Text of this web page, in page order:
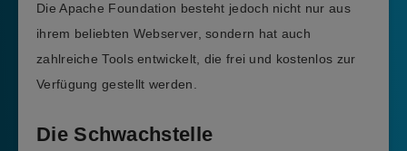
Die Apache Foundation besteht jedoch nicht nur aus
ihrem beliebten Webserver, sondern hat auch
zahlreiche Tools entwickelt, die frei und kostenlos zur
Verfügung gestellt werden.
Die Schwachstelle